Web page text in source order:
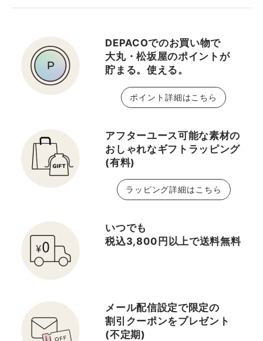
DEPACOでのお買い物で
大丸・松坂屋のポイントが
貯まる。使える。
ポイント詳細はこちら
アフターユース可能な素材の
おしゃれなギフトラッピング
(有料)
ラッピング詳細はこちら
いつでも
税込3,800円以上で送料無料
メール配信設定で限定の
割引クーポンをプレゼント
(不定期)